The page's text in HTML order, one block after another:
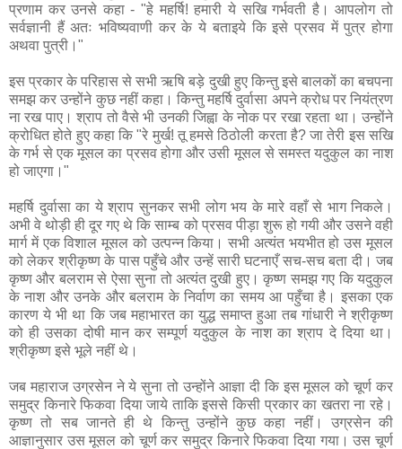
प्रणाम कर उनसे कहा - "हे महर्षि! हमारी ये सखि गर्भवती है। आपलोग तो
सर्वज्ञानी हैं अतः भविष्यवाणी कर के ये बताइये कि इसे प्रसव में पुत्र होगा
अथवा पुत्री।"
इस प्रकार के परिहास से सभी ऋषि बड़े दुखी हुए किन्तु इसे बालकों का बचपना
समझ कर उन्होंने कुछ नहीं कहा। किन्तु महर्षि दुर्वासा अपने क्रोध पर नियंत्रण
ना रख पाए। श्राप तो वैसे भी उनकी जिह्वा के नोक पर रखा रहता था। उन्होंने
क्रोधित होते हुए कहा कि "रे मुर्ख! तू हमसे ठिठोली करता है? जा तेरी इस सखि
के गर्भ से एक मूसल का प्रसव होगा और उसी मूसल से समस्त यदुकुल का नाश
हो जाएगा।"
महर्षि दुर्वासा का ये श्राप सुनकर सभी लोग भय के मारे वहाँ से भाग निकले।
अभी वे थोड़ी ही दूर गए थे कि साम्ब को प्रसव पीड़ा शुरू हो गयी और उसने वही
मार्ग में एक विशाल मूसल को उत्पन्न किया। सभी अत्यंत भयभीत हो उस मूसल
को लेकर श्रीकृष्ण के पास पहुँचे और उन्हें सारी घटनाएँ सच-सच बता दी। जब
कृष्ण और बलराम से ऐसा सुना तो अत्यंत दुखी हुए। कृष्ण समझ गए कि यदुकुल
के नाश और उनके और बलराम के निर्वाण का समय आ पहुँचा है। इसका एक
कारण ये भी था कि जब महाभारत का युद्ध समाप्त हुआ तब गांधारी ने श्रीकृष्ण
को ही उसका दोषी मान कर सम्पूर्ण यदुकुल के नाश का श्राप दे दिया था।
श्रीकृष्ण इसे भूले नहीं थे।
जब महाराज उग्रसेन ने ये सुना तो उन्होंने आज्ञा दी कि इस मूसल को चूर्ण कर
समुद्र किनारे फिकवा दिया जाये ताकि इससे किसी प्रकार का खतरा ना रहे।
कृष्ण तो सब जानते ही थे किन्तु उन्होंने कुछ कहा नहीं। उग्रसेन की
आज्ञानुसार उस मूसल को चूर्ण कर समुद्र किनारे फिकवा दिया गया। उस चूर्ण